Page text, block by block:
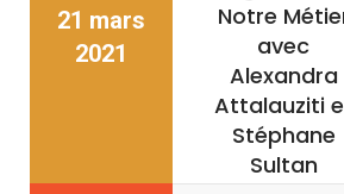
21 mars
2021
Notre
avec
Alexandra
Attalauziti
Stéphane
Sultan